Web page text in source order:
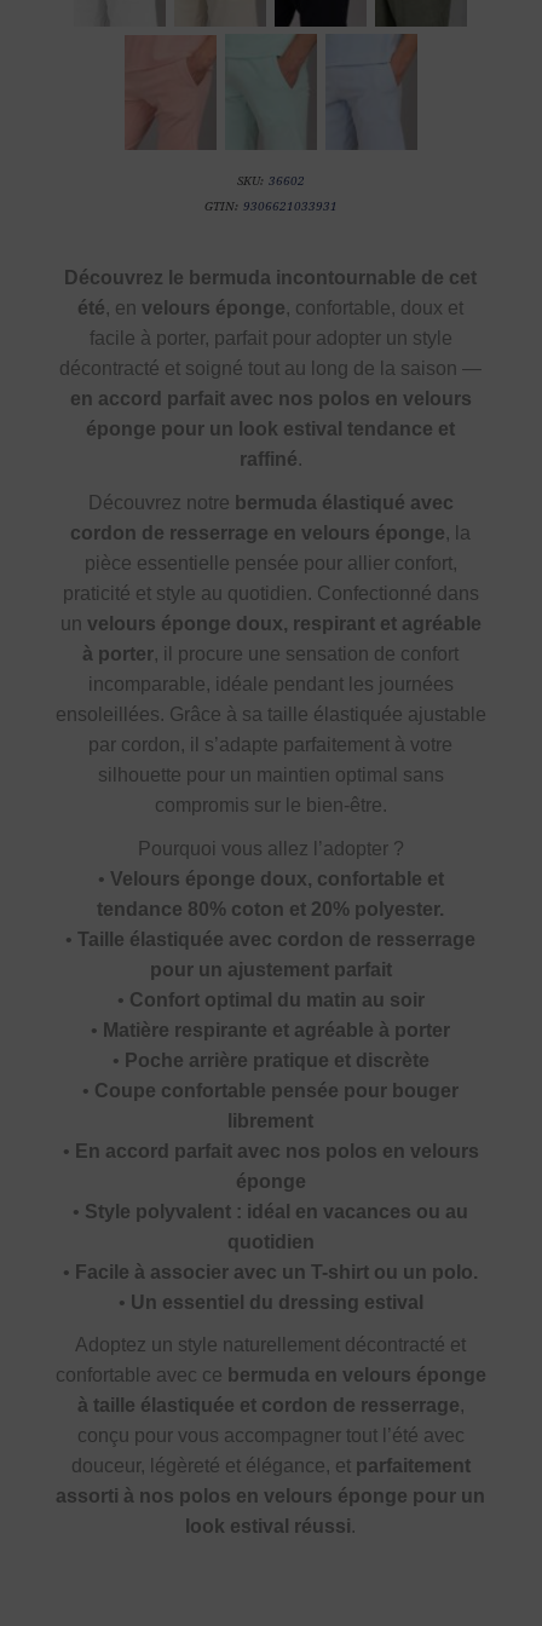
SKU: 36602
GTIN: 9306621033931
Découvrez le bermuda incontournable de cet
été, envelours éponge, confortable, doux et
facile à porter, parfait pour adopter un style
décontracté et soigné tout au long de la saison —
en accord parfait avec nos polos en velours
éponge pour un look estival tendance et
raffiné.
Découvrez notre bermuda élastiqué avec
cordon de resserrage en velours éponge, la
pièce essentielle pensée pour allier confort,
praticité et style au quotidien. Confectionné dans
un velours éponge doux, respirant et agréable
à porter, il procure une sensation de confort
incomparable, idéale pendant les journées
ensoleillées. Grâce à sa taille élastiquée ajustable
par cordon, il s’adapte parfaitement à votre
silhouette pour un maintien optimal sans
compromis sur le bien-être.
Pourquoi vous allez l’adopter ?
• Velours éponge doux, confortable et
tendance 80% coton et 20% polyester.
•Taille élastiquée avec cordon de resserrage
pour un ajustement parfait
• Confort optimal du matin au soir
• Matière respirante et agréable à porter
• Poche arrière pratique et discrète
• Coupe confortable pensée pour bouger
librement
• En accord parfait avec nos polos en velours
éponge
• Style polyvalent : idéal en vacances ou au
quotidien
• Facile à associer avec un T-shirt ou un polo.
• Un essentiel du dressing estival
Adoptez un style naturellement décontracté et
confortable avec ce bermuda en velours éponge
à taille élastiquée et cordon de resserrage,
conçu pour vous accompagner tout l’été avec
douceur, légèreté et élégance, et parfaitement
assorti à nos polos en velours éponge pour un
look estival réussi.